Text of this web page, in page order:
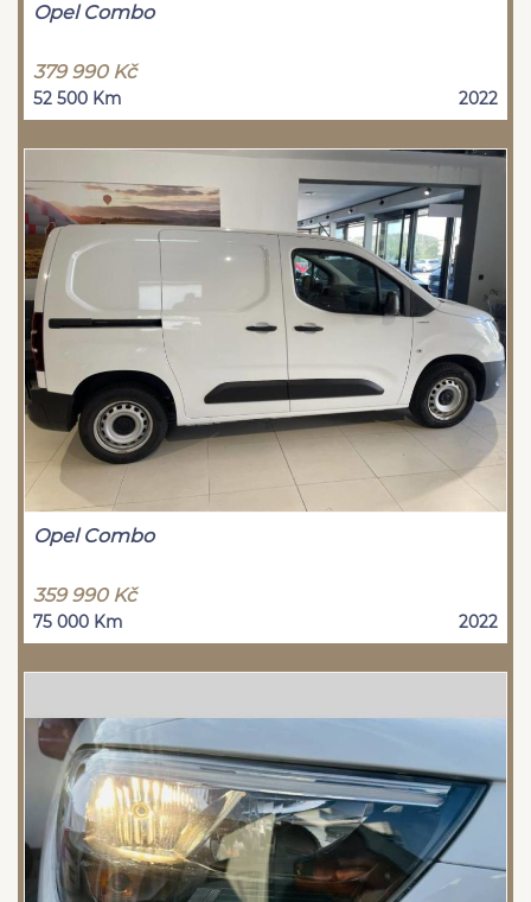
Opel Combo
379 990 Kč
52 500 Km 2022
Opel Combo
359 990 Kč
75 000 Km 2022